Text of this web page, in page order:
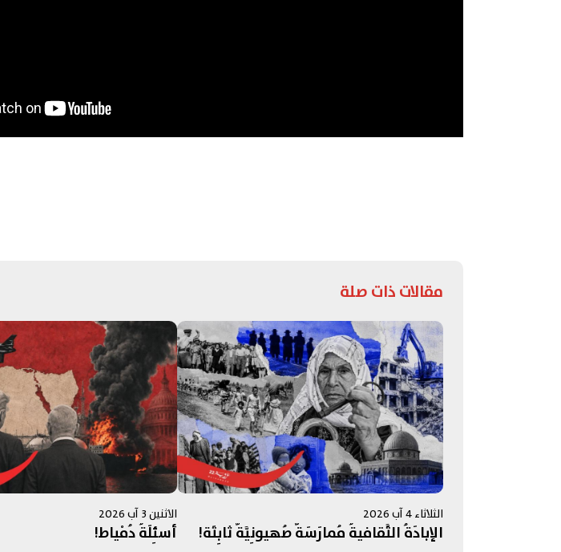
مقالات ذات صلة
الثلاثاء 4 آب 2026
الإبادَةُ الثَّقافيةُ مُمارَسَةٌ صُهيونِيَّةٌ ثابِتَة!
الاثنين 3 آب 2026
أسئِلَةُ دُمْياط!